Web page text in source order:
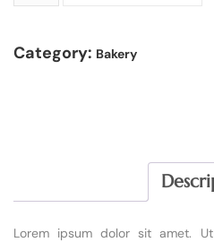
Category: Bakery
Lorem ipsum dolor sit amet.